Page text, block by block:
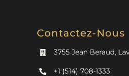
Contactez-Nous
3755 Jean Beraud,
+1 (514) 708-1333